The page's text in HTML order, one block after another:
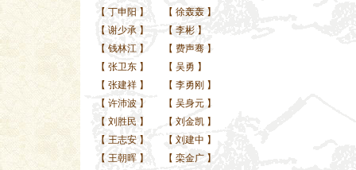
【 丁申阳 】 【 徐轰轰 】
【 谢少承】 【 李彬 】
【 钱林江】 【 费声骞 】
【 张卫东】 【 吴勇 】
【 张建祥】 【 李勇刚 】
【 许沛波】 【 吴身元 】
【 刘胜民 】 【 刘金凯 】
【 王志安】 【 刘建中 】
【 王朝晖】 【 栾金广 】